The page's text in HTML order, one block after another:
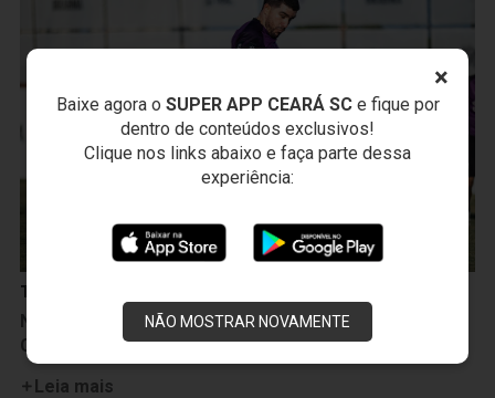
×
Baixe agora o SUPER APP CEARÁ SCe fique por
dentro de conteúdos exclusivos!
Clique nos links abaixo e faça parte dessa
experiência:
NÃO MOSTRAR NOVAMENTE
Treinos
Na manhã seguinte à vitória sobre a Ponte Preta,
Ceará inicia treinamentos para duelo com o Cuiabá
Leia mais